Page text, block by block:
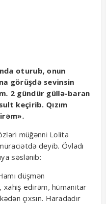
oturub, onun
görüşdə sevinsin
2 gündür güllə-baran
keçirib. Qızım
müğənni Lolita
deyib. Övladı
səslənib:
düşmən
xahiş edirəm, hümanitar
çıxsın. Haradadır